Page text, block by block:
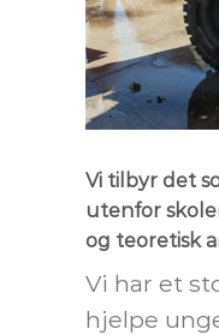
Vi tilbyr det
utenfor
og teoretisk
Vi har et
hjelpe